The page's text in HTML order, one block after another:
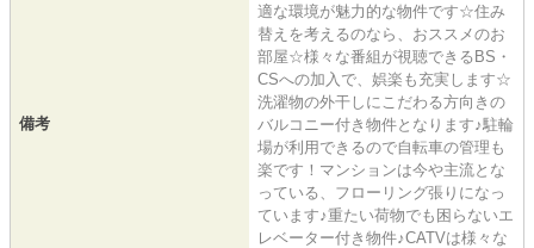
備考
適な環境が魅力的な物件です☆住み
替えを考えるのなら、おススメのお
部屋☆様々な番組が視聴できるBS・
CSへの加入で、娯楽も充実します☆
洗濯物の外干しにこだわる方向きの
バルコニー付き物件となります♪駐輪
場が利用できるので自転車の管理も
楽です！マンションは今や主流とな
っている、フローリング張りになっ
ています♪重たい荷物でも困らないエ
レベーター付き物件♪CATVは様々な